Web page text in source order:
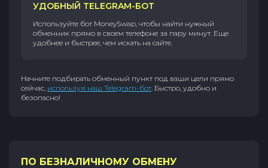
УДОБНЫЙ TELEGRAM-БОТ
Используйте бот MoneySwap, чтобы найти нужный
обменник прямо в своем телефоне за пару минут. Еще
удобнее и быстрее, чем искать на сайте.
Начните подбирать обменный пункт под ваши цели прямо
сейчас, используя наш Telegram-бот. Быстро, удобно и
безопасно!
ПО БЕЗНАЛИЧНОМУ ОБМЕНУ